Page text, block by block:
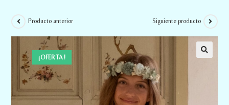
¡OFERTA!
Producto anterior Siguiente producto